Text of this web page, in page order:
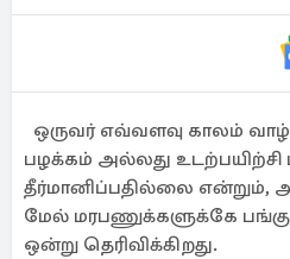
ஒருவர் எவ்வளவு காலம்
பழக்கம் அல்லது உடற்பயிற்சி
தீர்மானிப்பதில்லை என்றும்,
மேல் மரபணுக்களுக்கே
ஒன்று தெரிவிக்கிறது.